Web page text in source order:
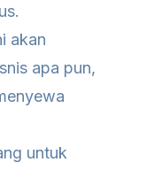
akan
apa pun,
untuk